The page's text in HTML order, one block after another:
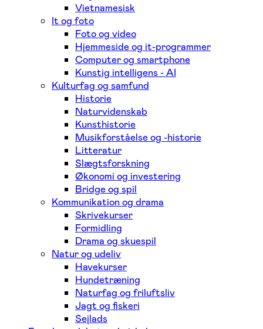
Vietnamesisk
It og foto
Foto og video
Hjemmeside og it-programmer
Computer og smartphone
Kunstig intelligens - AI
Kulturfag og samfund
Historie
Naturvidenskab
Kunsthistorie
Musikforståelse og -historie
Litteratur
Slægtsforskning
Økonomi og investering
Bridge og spil
Kommunikation og drama
Skrivekurser
Formidling
Drama og skuespil
Natur og udeliv
Havekurser
Hundetræning
Naturfag og friluftsliv
Jagt og fiskeri
Sejlads